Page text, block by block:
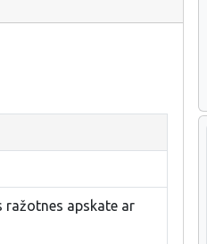
ražotnes apskate ar